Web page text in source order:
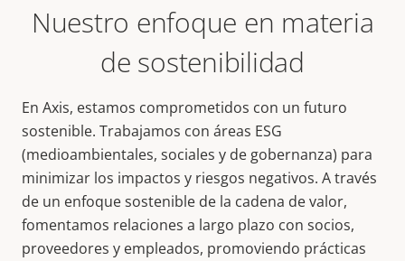
Nuestro enfoque en materia
de sostenibilidad
En Axis, estamos comprometidos con un futuro
sostenible. Trabajamos con áreas ESG
(medioambientales, sociales y de gobernanza) para
minimizar los impactos y riesgos negativos. A través
de un enfoque sostenible de la cadena de valor,
fomentamos relaciones a largo plazo con socios,
proveedores y empleados, promoviendo prácticas